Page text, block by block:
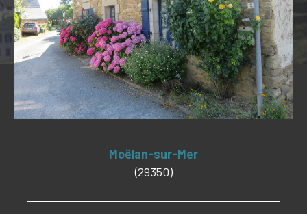
Moëlan-sur-Mer
(29350)
Budget
Surface
Surface
Pièces
Pièces
CRITÈRES SUPPLÉMENTAIRES